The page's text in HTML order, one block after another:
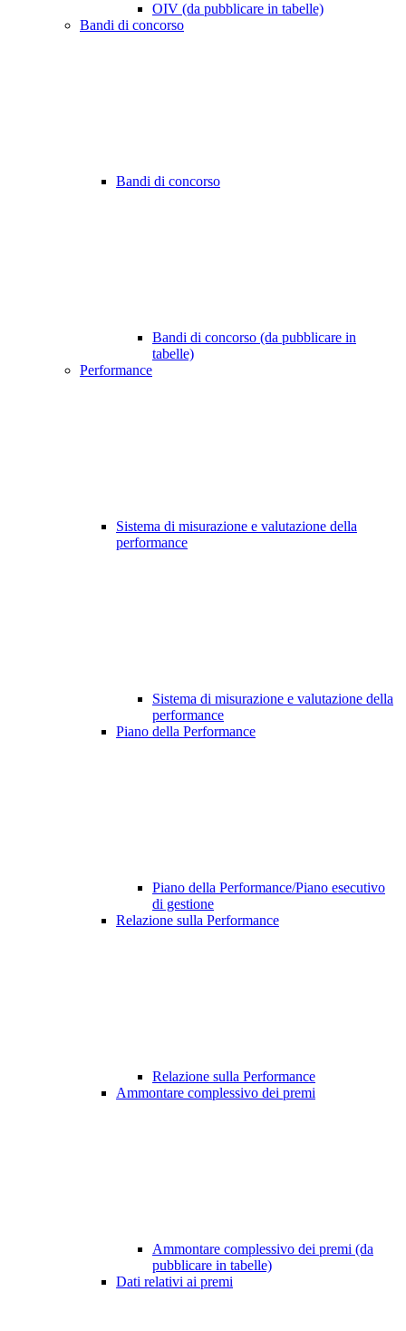
OIV (da pubblicare in tabelle)
Bandi di concorso
Bandi di concorso
Bandi di concorso (da pubblicare in
tabelle)
Performance
Sistema di misurazione e valutazione della
performance
Sistema di misurazione e valutazione della
performance
Piano della Performance
Piano della Performance/Piano esecutivo
di gestione
Relazione sulla Performance
Relazione sulla Performance
Ammontare complessivo dei premi
Ammontare complessivo dei premi (da
pubblicare in tabelle)
Dati relativi ai premi